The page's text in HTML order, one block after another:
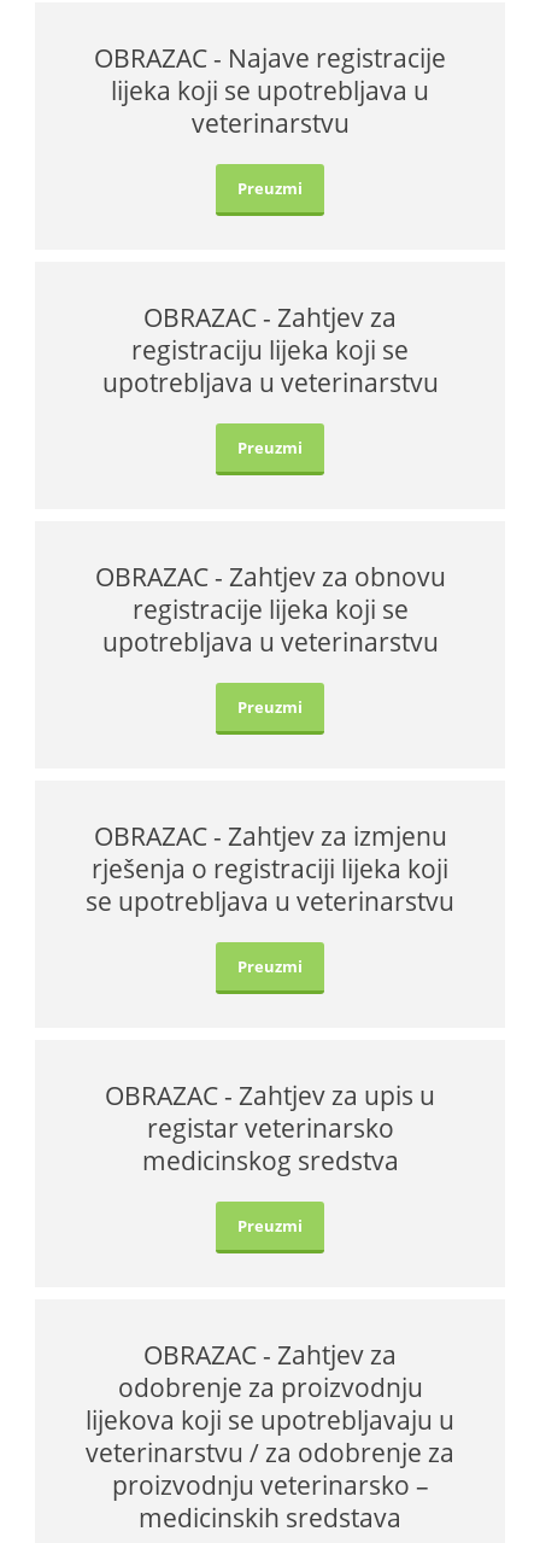
OBRAZAC - Najave registracije
lijeka koji se upotrebljava u
veterinarstvu
Preuzmi
OBRAZAC - Zahtjev za
registraciju lijeka koji se
upotrebljava u veterinarstvu
Preuzmi
OBRAZAC - Zahtjev za obnovu
registracije lijeka koji se
upotrebljava u veterinarstvu
Preuzmi
OBRAZAC - Zahtjev za izmjenu
rješenja o registraciji lijeka koji
se upotrebljava u veterinarstvu
Preuzmi
OBRAZAC - Zahtjev za upis u
registar veterinarsko
medicinskog sredstva
Preuzmi
OBRAZAC - Zahtjev za
odobrenje za proizvodnju
lijekova koji se upotrebljavaju u
veterinarstvu / za odobrenje za
proizvodnju veterinarsko –
medicinskih sredstava